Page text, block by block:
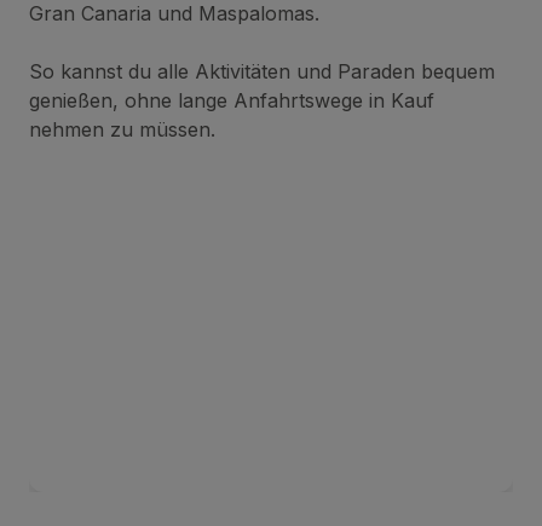
Gran Canaria und Maspalomas.
So kannst du alle Aktivitäten und Paraden bequem
genießen, ohne lange Anfahrtswege in Kauf
nehmen zu müssen.